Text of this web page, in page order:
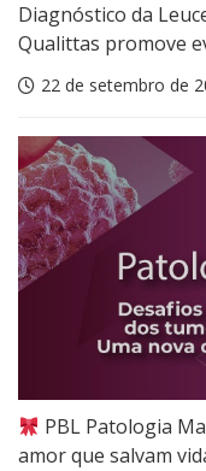
Diagnóstico da
Qualittas promove
22 de setembro de
PBL Patologia
amor que salvam